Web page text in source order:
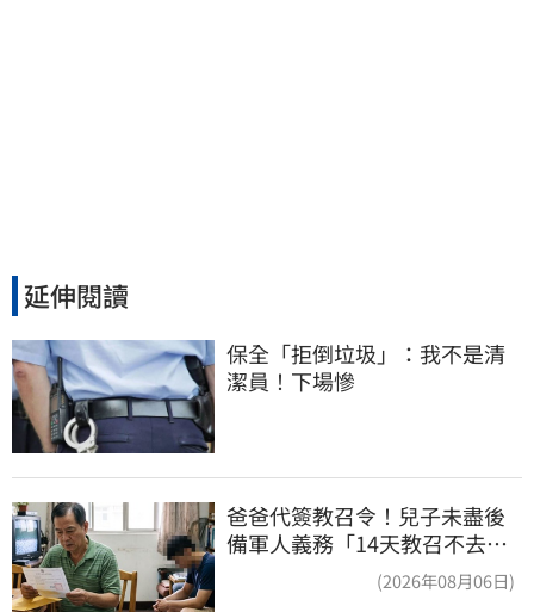
延伸閱讀
保全「拒倒垃圾」：我不是清
潔員！下場慘
爸爸代簽教召令！兒子未盡後
備軍人義務「14天教召不去」
(2026年08月06日)